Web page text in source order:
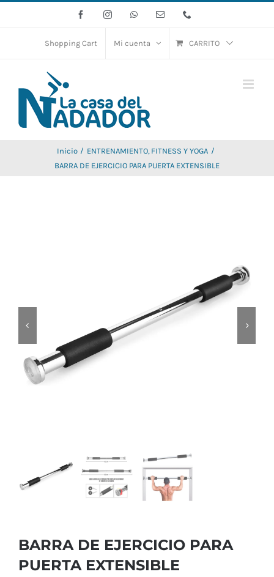
FacebookInstagramWhatsAppCorreo
Shopping Cart Mi cuenta CARRITO
Inicio ENTRENAMIENTO FITNESS Y YOGA
BARRA DE EJERCICIO PARA PUERTA EXTENSIBLE
BARRA DE EJERCICIO PARA
PUERTA EXTENSIBLE